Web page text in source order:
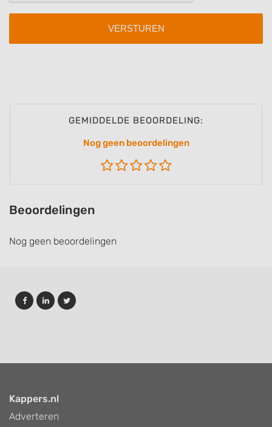
GEMIDDELDE BEOORDELING:
Nog geen beoordelingen
Beoordelingen
Nog geen beoordelingen
Kappers.nl
Adverteren